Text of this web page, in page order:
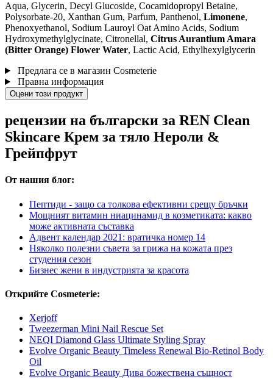
Aqua, Glycerin, Decyl Glucoside, Cocamidopropyl Betaine,
Polysorbate-20, Xanthan Gum, Parfum, Panthenol, Limonene,
Phenoxyethanol, Sodium Lauroyl Oat Amino Acids, Sodium
Hydroxymethylglycinate, Citronellal, Citrus Aurantium Amara
(Bitter Orange) Flower Water, Lactic Acid, Ethylhexylglycerin
Предлага се в магазин Cosmeterie
Правна информация
Оцени този продукт
рецензии на български за REN Clean
Skincare Крем за тяло Нероли &
Грейпфрут
От нашия блог:
Пептиди - защо са толкова ефективни срещу бръчки
Мощният витамин ниацинамид в козметиката: какво
може активната съставка
Адвент календар 2021: вратичка номер 14
Няколко полезни съвета за грижа на кожата през
студения сезон
Бизнес жени в индустрията за красота
Открийте Cosmeterie:
Xerjoff
Tweezerman Mini Nail Rescue Set
NEQI Diamond Glass Ultimate Styling Spray
Evolve Organic Beauty Timeless Renewal Bio-Retinol Body
Oil
Evolve Organic Beauty Дива божествена същност